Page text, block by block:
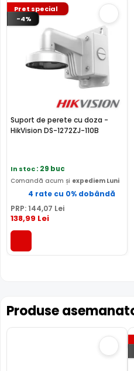
Pret special
-4%
Suport de perete cu doza -
HikVision DS-1272ZJ-110B
In stoc: 29 buc
Comandă acum și expediem Luni
4 rate cu 0% dobândă
PRP: 144,07 Lei
138,99 Lei
Produse